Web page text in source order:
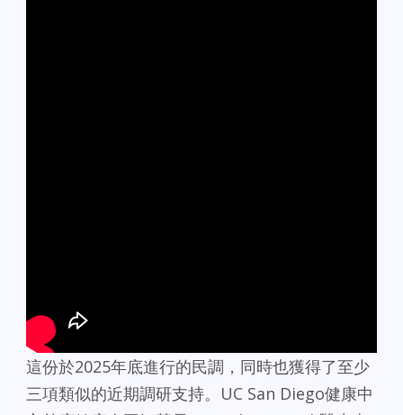
這份於2025年底進行的民調，同時也獲得了至少
三項類似的近期調研支持。UC San Diego健康中